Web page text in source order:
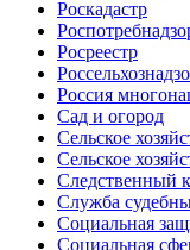
Роскадастр
Росреестр
Россия
Сад и огород
Сельское
Сельское
Следственный
Служба
Социальная
Социальная